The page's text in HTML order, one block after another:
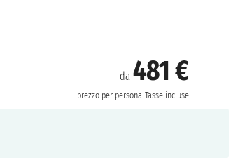
da481 €
prezzo per persona Tasse incluse